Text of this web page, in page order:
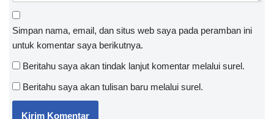
Simpan nama, email, dan situs web saya pada peramban ini
untuk komentar saya berikutnya.
Beritahu saya akan tindak lanjut komentar melalui surel.
Beritahu saya akan tulisan baru melalui surel.